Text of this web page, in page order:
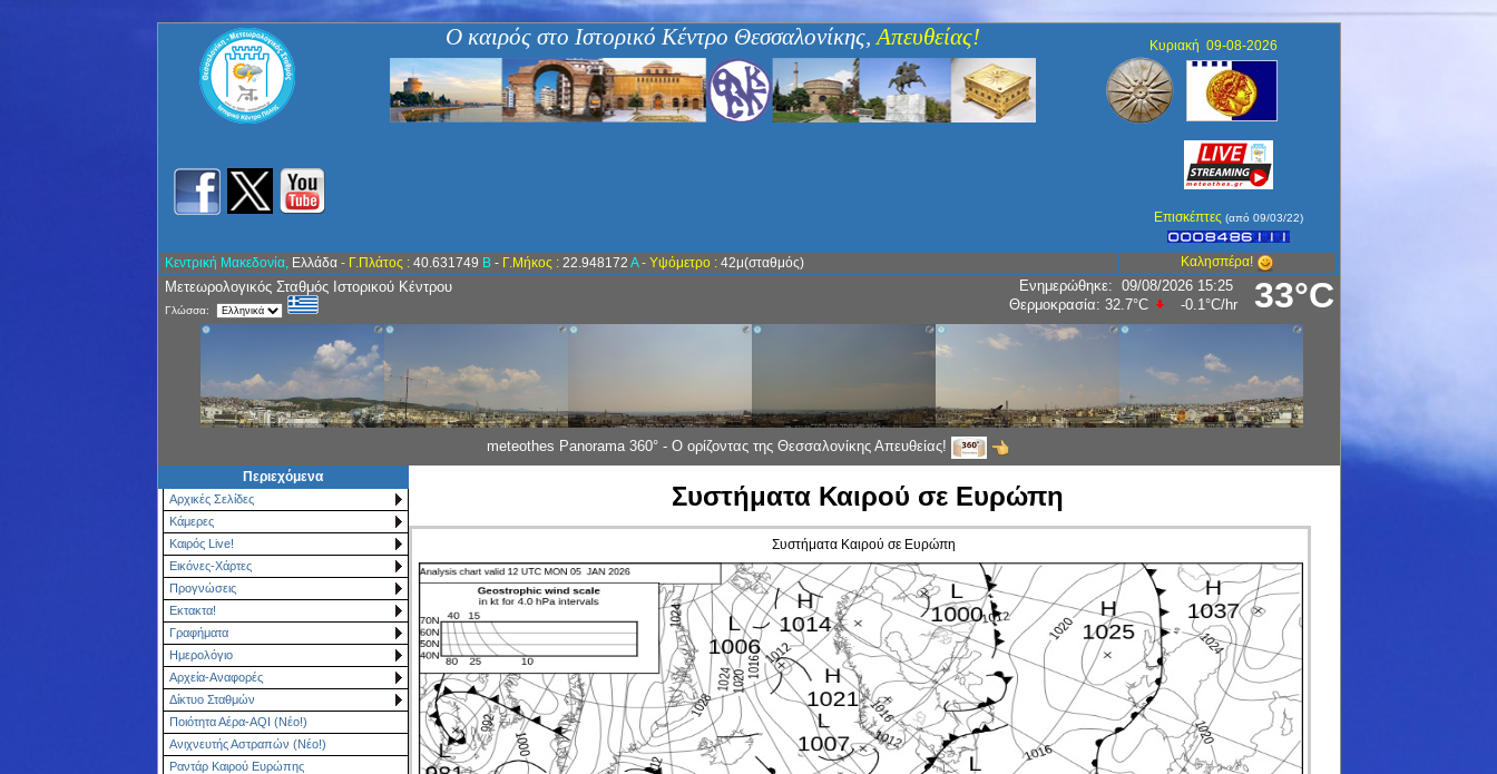
Ο καιρός στο Ιστορικό Κέντρο Θεσσαλονίκης,Απευθείας! Κυριακή 09-08-2026
Επισκέπτες (από 09/03/22)
Κεντρική Μακεδονία, Ελλάδα - Γ.Πλάτος :40.631749 Β- Γ.Μήκος :22.948172 Α- Υψόμετρο :42μ(σταθμός) Καλησπέρα!
33°C
Μετεωρολογικός Σταθμός Ιστορικού Κέντρου
Γλώσσα:
Ενημερώθηκε: 09/08/2026 15:25
Θερμοκρασία: 32.7°C -0.1°C/hr
meteothes Panorama 360° - Ο ορίζοντας της Θεσσαλονίκης Απευθείας!
Περιεχόμενα
Αρχικές Σελίδες
Κάμερες
Καιρός Live!
Εικόνες-Χάρτες
Προγνώσεις
Εκτακτα!
Γραφήματα
Ημερολόγιο
Αρχεία-Αναφορές
Δίκτυο Σταθμών
Ποιότητα Αέρα-AQI (Νέο!)
Ανιχνευτής Αστραπών (Νέο!)
Ραντάρ Καιρού Ευρώπης
Συστήματα Καιρού σε Ευρώπη
Συστήματα Καιρού σε Ευρώπη